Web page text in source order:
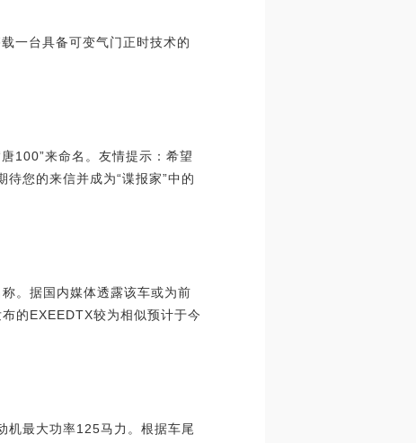
一台具备可变气门正时技术的
100”来命名。友情提示：希望
您的来信并成为“谍报家”中的
。据国内媒体透露该车或为前
的EXEEDTX较为相似预计于今
机最大功率125马力。根据车尾